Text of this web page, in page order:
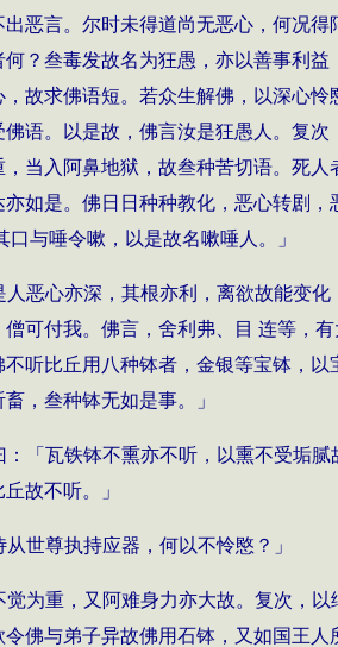
恶言。尔时未得道尚无恶心，何况
？叁毒发故名为狂愚，亦以善事利
故求佛语短。若众生解佛，以深心
语。以是故，佛言汝是狂愚人。复
当入阿鼻地狱，故叁种苦切语。死
如是。佛日日种种教化，恶心转剧
与唾令嗽，以是故名嗽唾人。」
恶心亦深，其根亦利，离欲故能变
可付我。佛言，舍利弗、目 连等，
听比丘用八种钵者，金银等宝钵，
，叁种钵无如是事。」
「瓦铁钵不熏亦不听，以熏不受垢
故不听。」
世尊执持应器，何以不怜愍？」
为重，又阿难身力亦大故。复次，
佛与弟子异故佛用石钵，又如国王